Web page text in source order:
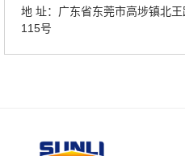
地 址：广东省东莞市高埗镇北
115号